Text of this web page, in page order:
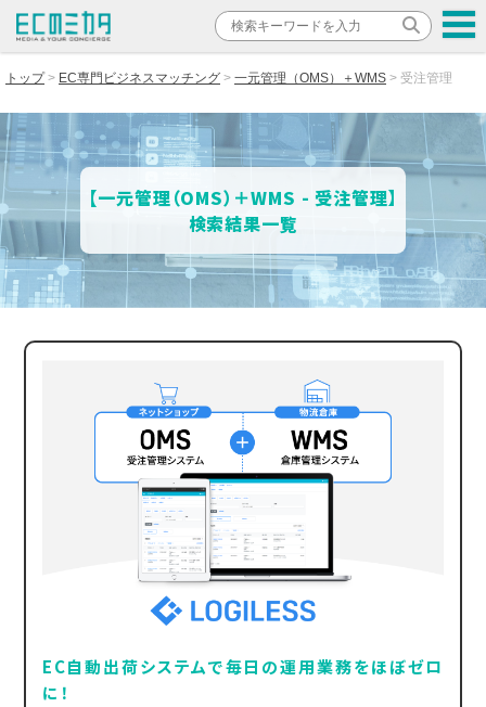
トップ EC専門ビジネスマッチング 一元管理（OMS）＋WMS 受注管理
【一元管理（OMS）＋WMS - 受注管理】
検索結果一覧
EC自動出荷システムで毎日の運用業務をほぼゼロ
に！